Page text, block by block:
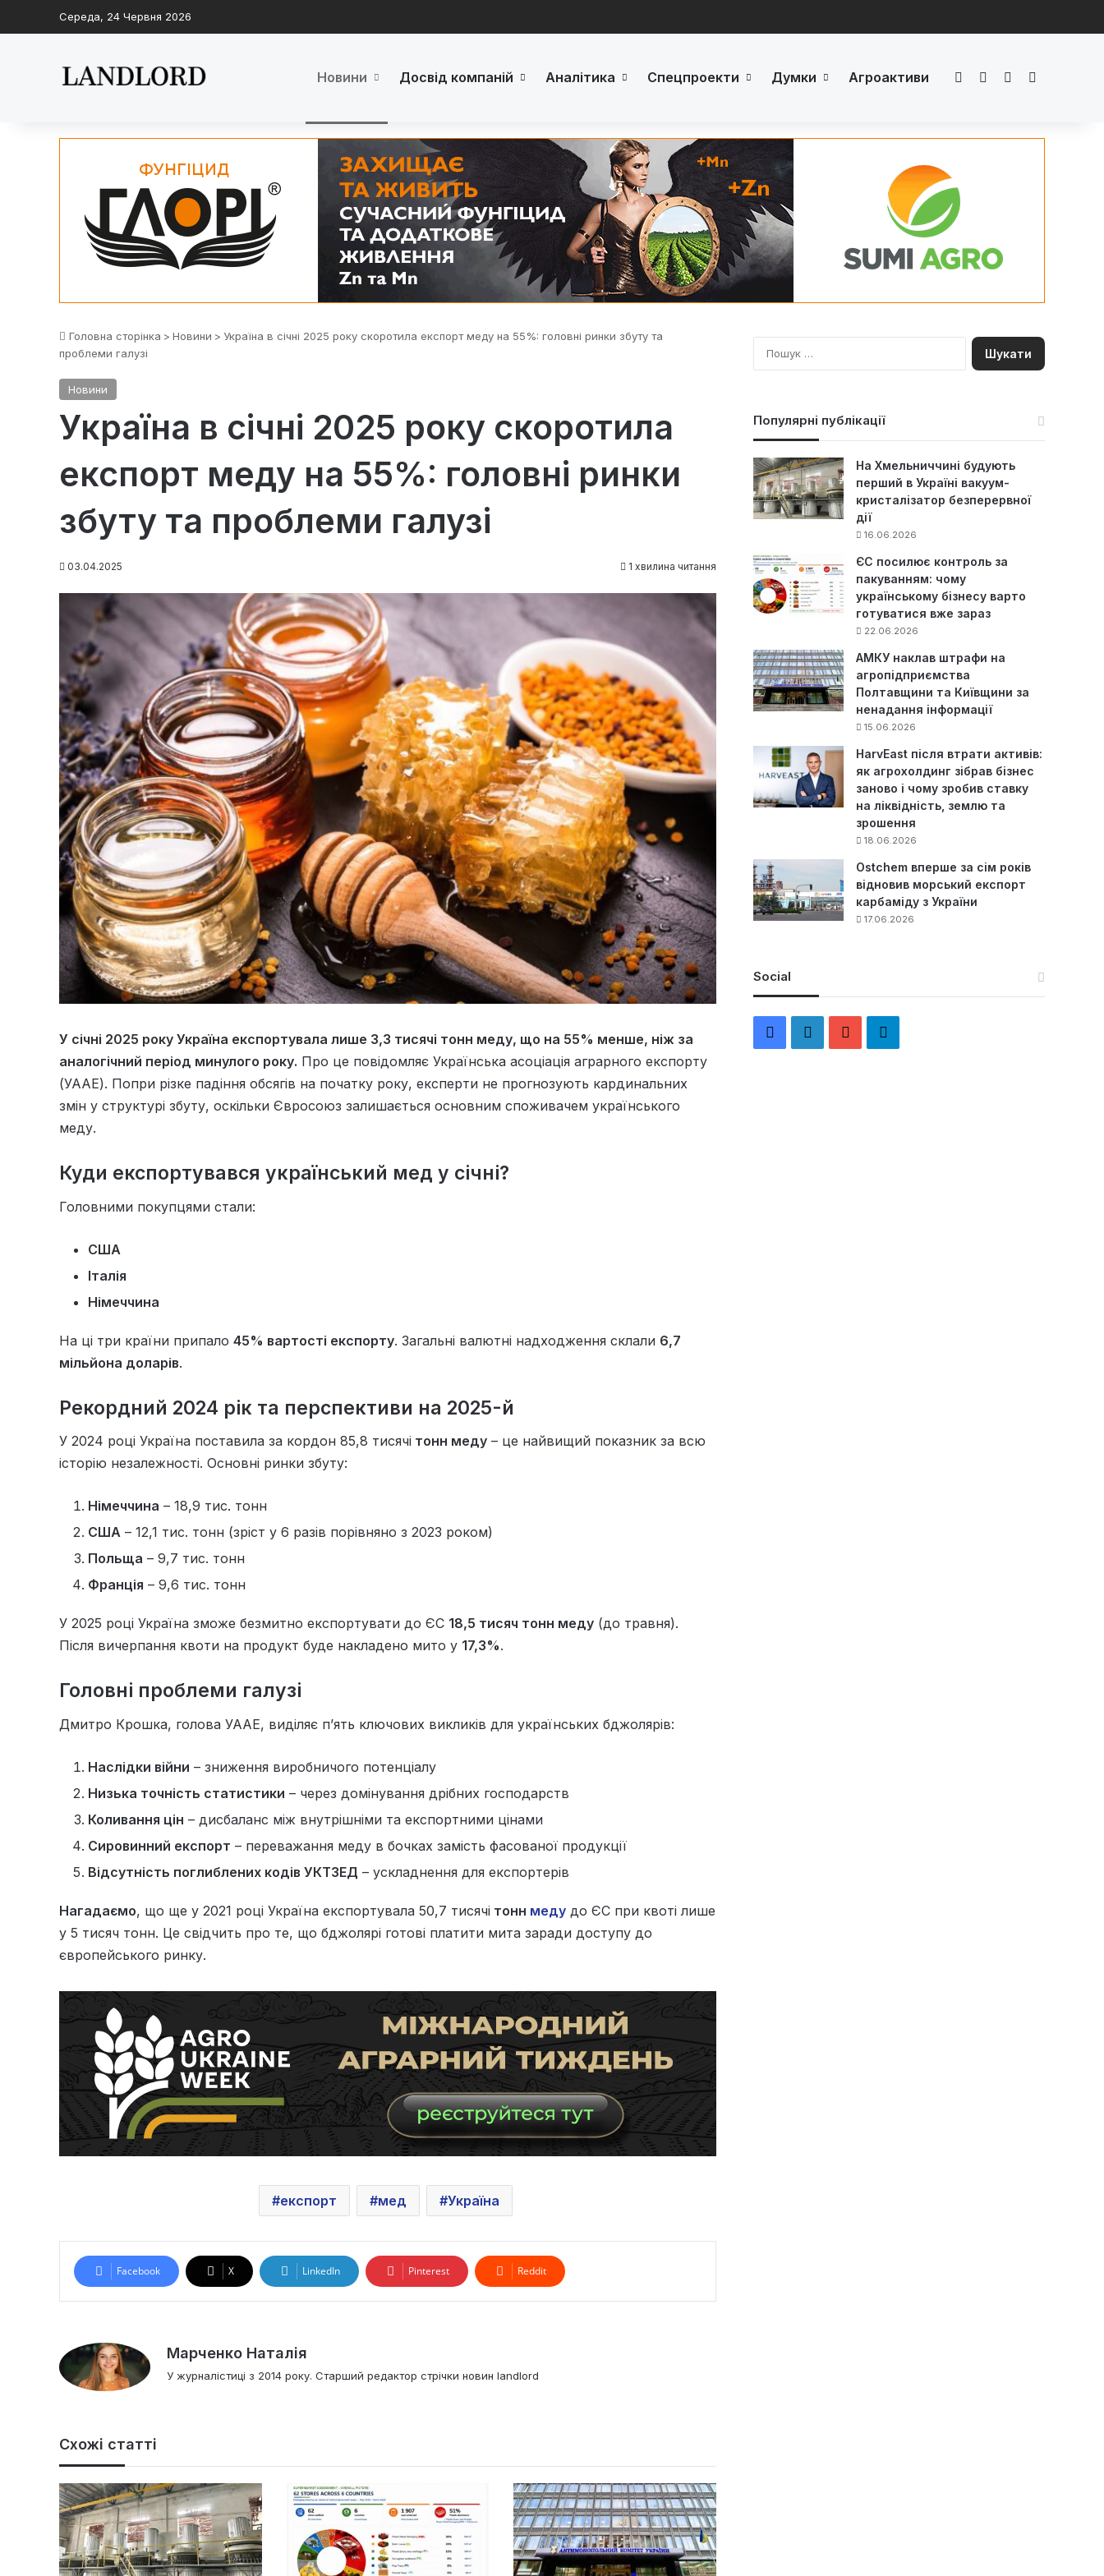
Середа, 24 Червня 2026
Новини Досвід компаній Аналітика Спецпроекти Думки Агроактиви FacebookLinkedInYouTube
Головна сторінка > Новини > Україна в січні 2025 року скоротила експорт меду на 55%: головні ринки збуту та
проблеми галузі
Новини
Україна в січні 2025 року скоротила
експорт меду на 55%: головні ринки
збуту та проблеми галузі
03.04.2025 1 хвилина читання
У січні 2025 року Україна експортувала лише 3,3 тисячі тонн меду, що на 55% менше, ніж за
аналогічний період минулого року. Про це повідомляє Українська асоціація аграрного експорту
(УААЕ). Попри різке падіння обсягів на початку року, експерти не прогнозують кардинальних
змін у структурі збуту, оскільки Євросоюз залишається основним споживачем українського
меду.
Куди експортувався український мед у січні?
Головними покупцями стали:
США
Італія
Німеччина
На ці три країни припало 45% вартості експорту. Загальні валютні надходження склали 6,7
мільйона доларів.
Рекордний 2024 рік та перспективи на 2025-й
У 2024 році Україна поставила за кордон 85,8 тисячі тонн меду – це найвищий показник за всю
історію незалежності. Основні ринки збуту:
Німеччина – 18,9 тис. тонн
США – 12,1 тис. тонн (зріст у 6 разів порівняно з 2023 роком)
Польща – 9,7 тис. тонн
Франція – 9,6 тис. тонн
У 2025 році Україна зможе безмитно експортувати до ЄС 18,5 тисяч тонн меду (до травня).
Після вичерпання квоти на продукт буде накладено мито у 17,3%.
Головні проблеми галузі
Дмитро Крошка, голова УААЕ, виділяє п’ять ключових викликів для українських бджолярів:
Наслідки війни – зниження виробничого потенціалу
Низька точність статистики – через домінування дрібних господарств
Коливання цін – дисбаланс між внутрішніми та експортними цінами
Сировинний експорт – переважання меду в бочках замість фасованої продукції
Відсутність поглиблених кодів УКТЗЕД – ускладнення для експортерів
Нагадаємо, що ще у 2021 році Україна експортувала 50,7 тисячі тонн меду до ЄС при квоті лише
у 5 тисяч тонн. Це свідчить про те, що бджолярі готові платити мита заради доступу до
європейського ринку.
експорт мед Україна
Facebook X LinkedIn Pinterest Reddit
Марченко Наталія
У журналістиці з 2014 року. Старший редактор стрічки новин landlord
Схожі статті
П
о
Популярні публікації
На Хмельниччині будують
перший в Україні вакуум-
кристалізатор безперервної
дії
16.06.2026
ЄС посилює контроль за
пакуванням: чому
українському бізнесу варто
готуватися вже зараз
22.06.2026
АМКУ наклав штрафи на
агропідприємства
Полтавщини та Київщини за
ненадання інформації
15.06.2026
HarvEast після втрати активів:
як агрохолдинг зібрав бізнес
заново і чому зробив ставку
на ліквідність, землю та
зрошення
18.06.2026
Ostchem вперше за сім років
відновив морський експорт
карбаміду з України
17.06.2026
Social